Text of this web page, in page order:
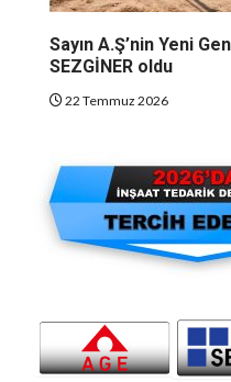
Sayın A.Ş’nin Yeni
SEZGİNER oldu
22 Temmuz 2026